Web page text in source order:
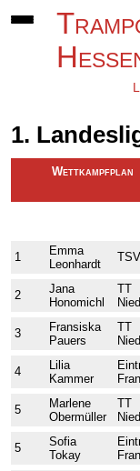
1.
Wettkampfplan
1
Emma
Leonhardt
2
Jana
Honomichl
TT
3
Fransiska
Pauers
TT
4
Lilia
Kammer
5
Marlene
Obermüller
TT
5
Sofia
Tokay